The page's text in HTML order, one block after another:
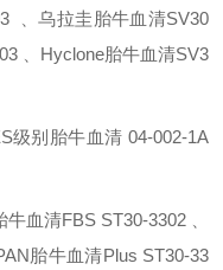
、乌拉圭胎牛血清SV30
、Hyclone胎牛血清SV3
级别胎牛血清 04-002-1A
血清FBS ST30-3302 、
胎牛血清Plus ST30-33